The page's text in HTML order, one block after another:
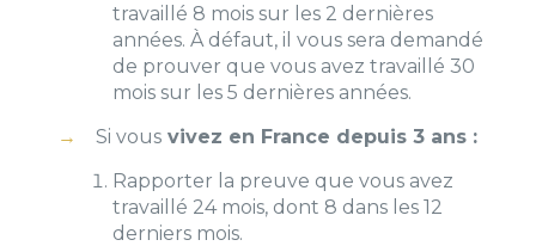
travaillé 8 mois sur les 2 dernières
années. À défaut, il vous sera demandé
de prouver que vous avez travaillé 30
mois sur les 5 dernières années.
Si vousvivez en France depuis 3 ans :
Rapporter la preuve que vous avez
travaillé 24 mois, dont 8 dans les 12
derniers mois.